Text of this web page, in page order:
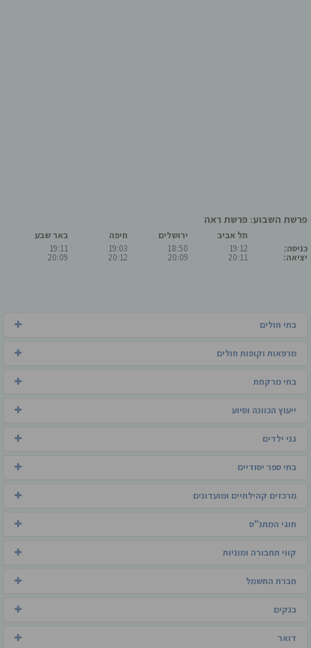
פרשת השבוע: פרשת ראה
כניסה:
יציאה:
תל אביב
19:12
20:11
ירושלים
18:50
20:09
חיפה
19:03
20:12
באר שבע
19:11
20:09
בתי חולים
מרפאות וקופות חולים
בתי מרקחת
ייעוץ הכוונה וסיוע
גני ילדים
בתי ספר יסודיים
מרכזים קהילתיים ומועדונים
חוגי המתנ"ס
קווי תחבורה ומוניות
חברת החשמל
בנקים
דואר